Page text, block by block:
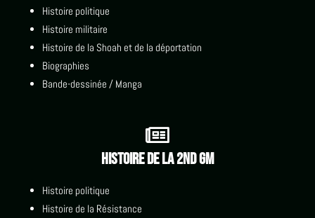
Histoire politique
Histoire militaire
Histoire de la Shoah et de la déportation
Biographies
Bande-dessinée / Manga

Histoire de la 2nd GM
Histoire politique
Histoire de la Résistance